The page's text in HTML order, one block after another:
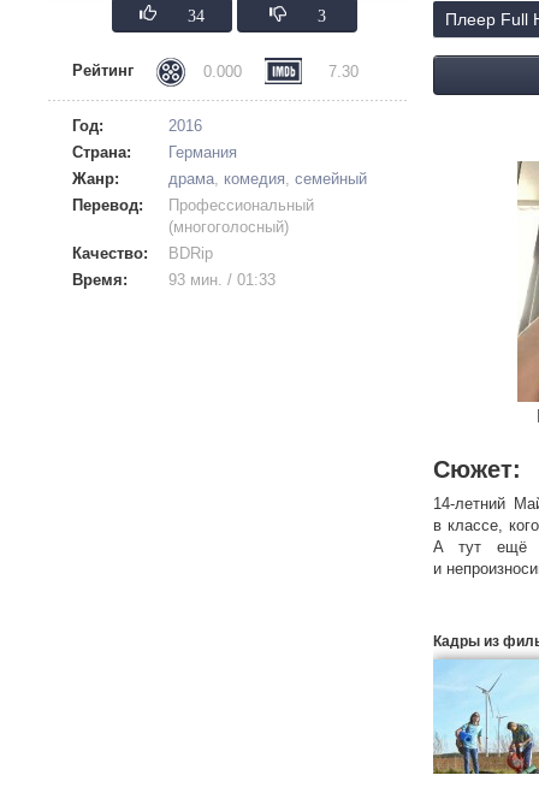
34 3
Рейтинг 0.000 7.30
Год:
2016
Страна:
Германия
Жанр:
драма, комедия, семейный
Перевод:
Профессиональный
(многоголосный)
Качество:
BDRip
Время:
93 мин. / 01:33
Плеер Full
Сюжет:
14-летний
в классе,
А тут ещё
и
Чик вовсе
он
Валахию,
А сначала
ей подарок
Кадры из